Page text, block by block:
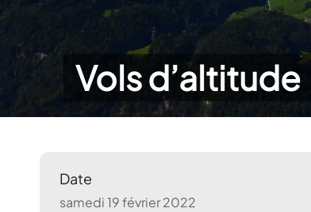
Vols d’altitude
Date
samedi 19 février 2022